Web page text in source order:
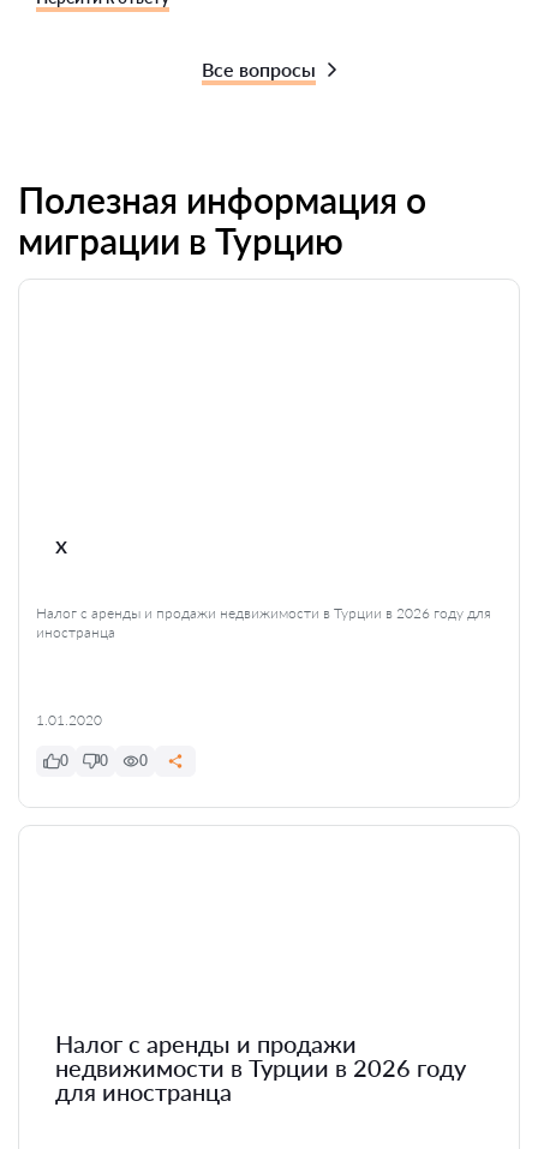
Все вопросы
Полезная информация о
миграции в Турцию
x
Налог с аренды и продажи недвижимости в Турции в 2026 году для
иностранца
1.01.2020
0 0 0
Налог с аренды и продажи
недвижимости в Турции в 2026 году
для иностранца